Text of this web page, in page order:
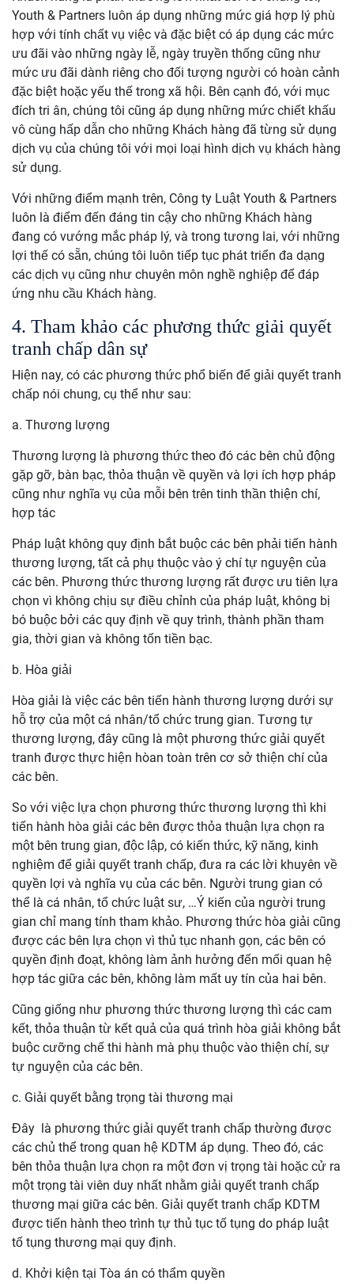
Youth & Partners luôn áp dụng những mức giá hợp lý phù
hợp với tính chất vụ việc và đặc biệt có áp dụng các mức
ưu đãi vào những ngày lễ, ngày truyền thống cũng như
mức ưu đãi dành riêng cho đối tượng người có hoàn cảnh
đặc biệt hoặc yếu thế trong xã hội. Bên cạnh đó, với mục
đích tri ân, chúng tôi cũng áp dụng những mức chiết khấu
vô cùng hấp dẫn cho những Khách hàng đã từng sử dụng
dịch vụ của chúng tôi với mọi loại hình dịch vụ khách hàng
sử dụng.
Với những điểm mạnh trên, Công ty Luật Youth & Partners
luôn là điểm đến đáng tin cậy cho những Khách hàng
đang có vướng mắc pháp lý, và trong tương lai, với những
lợi thế có sẵn, chúng tôi luôn tiếp tục phát triển đa dạng
các dịch vụ cũng như chuyên môn nghề nghiệp để đáp
ứng nhu cầu Khách hàng.
4. Tham khảo các phương thức giải quyết
tranh chấp dân sự
Hiện nay, có các phương thức phổ biến để giải quyết tranh
chấp nói chung, cụ thể như sau:
a. Thương lượng
Thương lượng là phương thức theo đó các bên chủ động
gặp gỡ, bàn bạc, thỏa thuận về quyền và lợi ích hợp pháp
cũng như nghĩa vụ của mỗi bên trên tinh thần thiện chí,
hợp tác
Pháp luật không quy định bắt buộc các bên phải tiến hành
thương lượng, tất cả phụ thuộc vào ý chí tự nguyện của
các bên. Phương thức thương lượng rất được ưu tiên lựa
chọn vì không chịu sự điều chỉnh của pháp luật, không bị
bó buộc bởi các quy định về quy trình, thành phần tham
gia, thời gian và không tốn tiền bạc.
b. Hòa giải
Hòa giải là việc các bên tiến hành thương lượng dưới sự
hỗ trợ của một cá nhân/tổ chức trung gian. Tương tự
thương lượng, đây cũng là một phương thức giải quyết
tranh được thực hiện hòan toàn trên cơ sở thiện chí của
các bên.
So với việc lựa chọn phương thức thương lượng thì khi
tiến hành hòa giải các bên được thỏa thuận lựa chọn ra
một bên trung gian, độc lập, có kiến thức, kỹ năng, kinh
nghiệm để giải quyết tranh chấp, đưa ra các lời khuyên về
quyền lợi và nghĩa vụ của các bên. Người trung gian có
thể là cá nhân, tổ chức luật sư, …Ý kiến của người trung
gian chỉ mang tính tham khảo. Phương thức hòa giải cũng
được các bên lựa chọn vì thủ tục nhanh gọn, các bên có
quyền định đoạt, không làm ảnh hưởng đến mối quan hệ
hợp tác giữa các bên, không làm mất uy tín của hai bên.
Cũng giống như phương thức thương lượng thì các cam
kết, thỏa thuận từ kết quả của quá trình hòa giải không bắt
buộc cưỡng chế thi hành mà phụ thuộc vào thiện chí, sự
tự nguyện của các bên.
c. Giải quyết bằng trọng tài thương mại
Đây là phương thức giải quyết tranh chấp thường được
các chủ thể trong quan hệ KDTM áp dụng. Theo đó, các
bên thỏa thuận lựa chọn ra một đơn vị trọng tài hoặc cử ra
một trọng tài viên duy nhất nhằm giải quyết tranh chấp
thương mại giữa các bên. Giải quyết tranh chấp KDTM
được tiến hành theo trình tự thủ tục tố tụng do pháp luật
tố tụng thương mại quy định.
d. Khởi kiện tại Tòa án có thẩm quyền